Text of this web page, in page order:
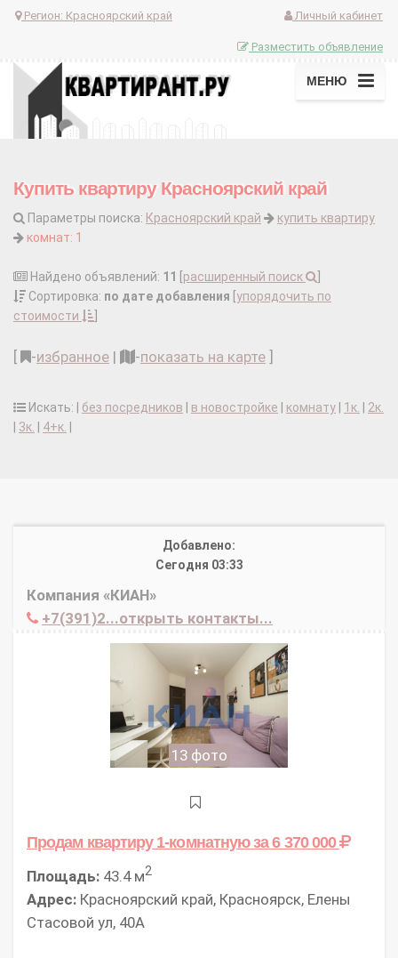
Регион: Красноярский край Личный кабинет
Разместить объявление
МЕНЮ
Купить квартиру Красноярский край
Параметры поиска: Красноярский край
купить квартиру
комнат: 1
Найдено объявлений: 11 расширенный поиск
Сортировка: по дате добавления упорядочить по
стоимости
-избранное | -показать на карте
Искать: | без посредников в новостройке комнату 1к.
2к.
3к. 4+к.
Добавлено:
Сегодня 03:33
Компания «КИАН»
+7(391)2...открыть контакты...
13 фото
Продам квартиру 1-комнатнуюза 6 370 000
Площадь: 43.4 м2
Адрес: Красноярский край, Красноярск, Елены
Стасовой ул, 40А